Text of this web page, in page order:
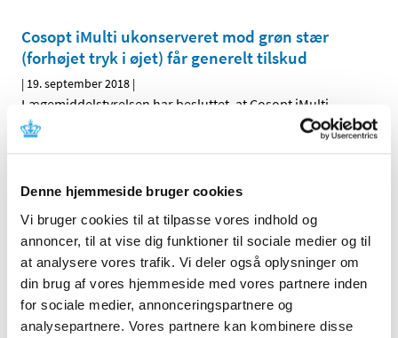
Denne hjemmeside bruger cookies
Vi bruger cookies til at tilpasse vores indhold og
annoncer, til at vise dig funktioner til sociale medier og til
at analysere vores trafik. Vi deler også oplysninger om
din brug af vores hjemmeside med vores partnere inden
for sociale medier, annonceringspartnere og
analysepartnere. Vores partnere kan kombinere disse
Cosopt iMulti ukonserveret mod grøn stær
(forhøjet tryk i øjet) får generelt tilskud
| 19. september 2018 |
Lægemiddelstyrelsen har besluttet, at Cosopt iMulti
ukonserveret, der indeholder timolol og dorzolamid,…
topkarakter
|19. september 2018 |
Lægemiddelstyrelsen har netop scoret 4,5 ud af 5 mulige i
den fælles europæiske undersøgelse Benchmarking of…
Ingen ændringer i tilskudsstatus for medicin til
lokalbehandling af gynækologiske infektioner